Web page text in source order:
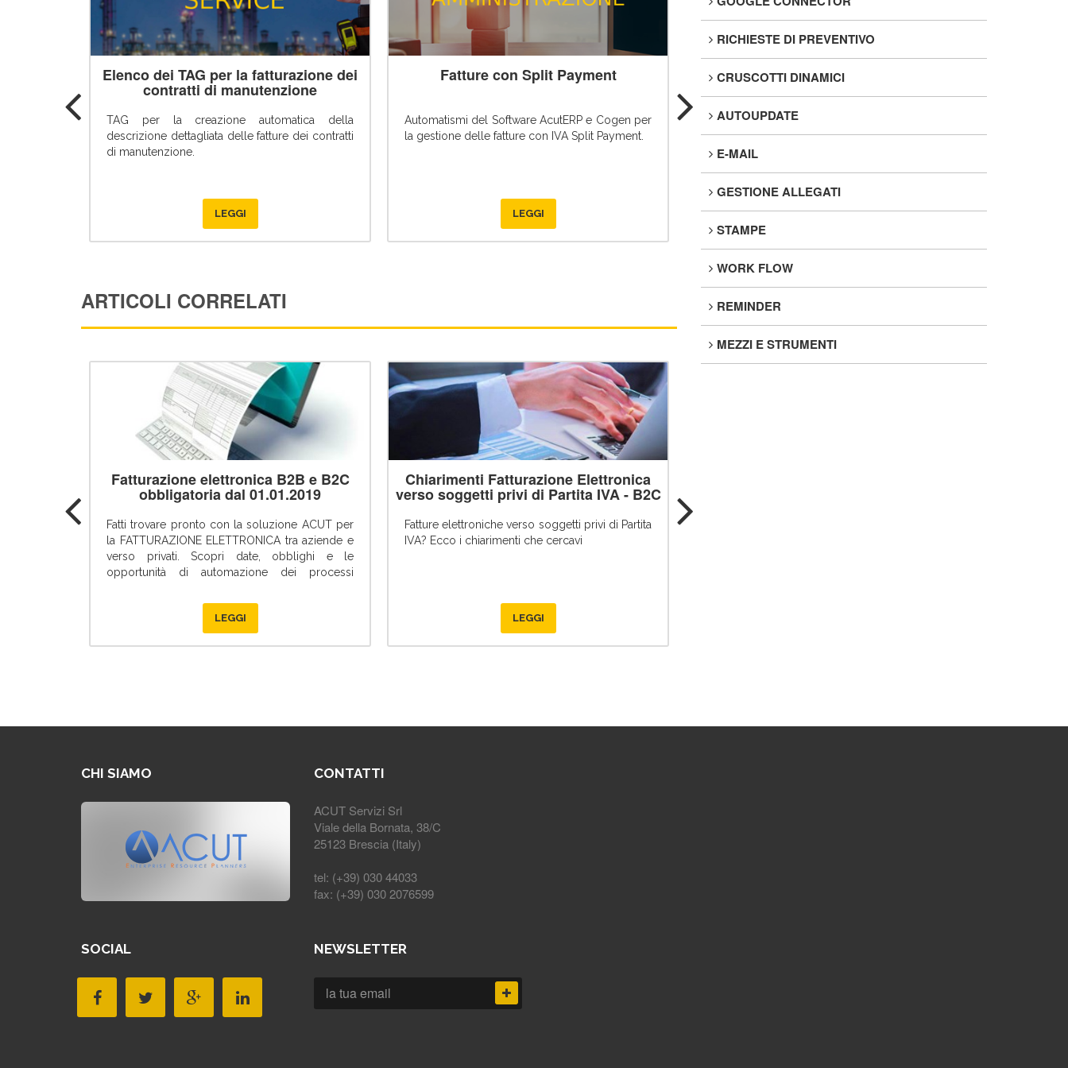
Elenco dei TAG per la fatturazione dei
contratti di manutenzione
TAG per la creazione automatica della
descrizione dettagliata delle fatture dei contratti
di manutenzione.
LEGGI
Fatture con Split Payment
Automatismi del Software AcutERP e Cogen per
la gestione delle fatture con IVA Split Payment.
LEGGI
Fatturazione elettronica - pagamento
Questa guida illustra quali campi compilare per
gestire scadenze manuali su fatture elettroniche
LEGGI
ARTICOLI CORRELATI
Fatturazione elettronica B2B e B2C
obbligatoria dal 01.01.2019
Fatti trovare pronto con la soluzione ACUT per
la FATTURAZIONE ELETTRONICA tra aziende e
verso privati. Scopri date, obblighi e le
opportunità di automazione dei processi
LEGGI
Chiarimenti Fatturazione Elettronica
verso soggetti privi di Partita IVA - B2C
Fatture elettroniche verso soggetti privi di Partita
IVA? Ecco i chiarimenti che cercavi
LEGGI
RICHIESTE DI PREVENTIVO
CRUSCOTTI DINAMICI
AUTOUPDATE
E-MAIL
GESTIONE ALLEGATI
STAMPE
WORK FLOW
REMINDER
MEZZI E STRUMENTI
CHI SIAMO CONTATTI
ACUT Servizi Srl
Viale della Bornata, 38/C
25123 Brescia (Italy)
tel: (+39) 030 44033
fax: (+39) 030 2076599
SOCIAL NEWSLETTER